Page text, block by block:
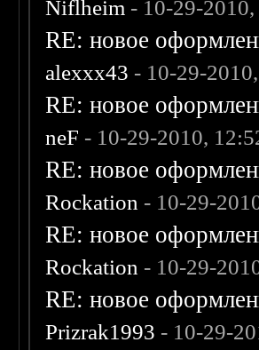
Niflheim - 10-29-
RE: новое
alexxx43 - 10-29-
RE: новое
neF - 10-29-2010,
RE: новое
Rockation - 10-29-
RE: новое
Rockation - 10-29-
RE: новое
Prizrak1993 - 10-29-